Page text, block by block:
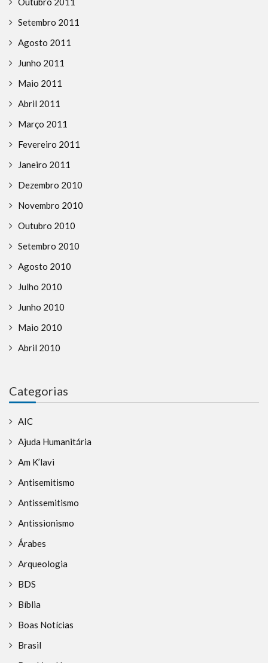
Setembro 2011
Agosto 2011
Junho 2011
Maio 2011
Abril 2011
Março 2011
Fevereiro 2011
Janeiro 2011
Dezembro 2010
Novembro 2010
Outubro 2010
Setembro 2010
Agosto 2010
Julho 2010
Junho 2010
Maio 2010
Abril 2010
Categorias
AIC
Ajuda Humanitária
Am K’lavi
Antisemitismo
Antissemitismo
Antissionismo
Árabes
Arqueologia
BDS
Bíblia
Boas Notícias
Brasil